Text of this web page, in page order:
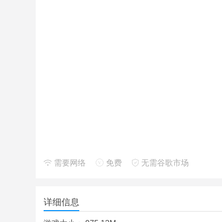
需要网络 免费 无需谷歌市场
详细信息